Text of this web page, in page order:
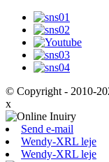
© Copyright - 2010-
x
Send e-mail
Wendy-XRL leje
Wendy-XRL leje